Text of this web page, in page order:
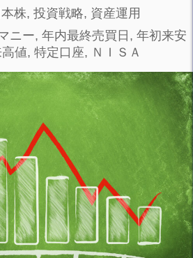
株, 投資戦略, 資産運用
ニー,年内最終売買日 ,年初来安
値, 特定口座, ＮＩＳＡ